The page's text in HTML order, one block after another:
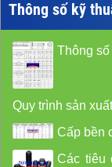
Thông số kỹ
Thông
Quy trình sản
Cấp bền
Các tiêu